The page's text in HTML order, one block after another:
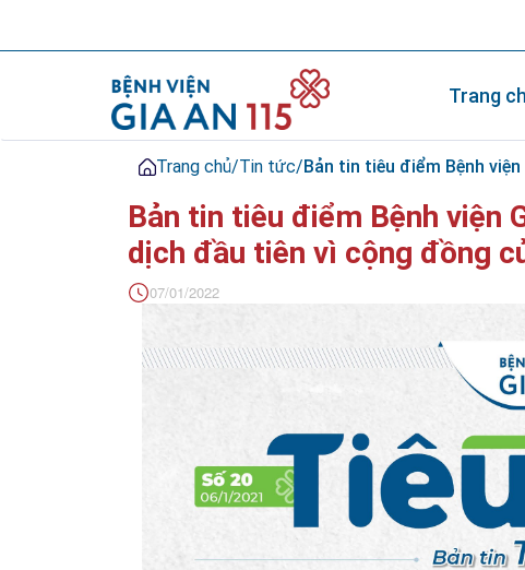
Trang
Trang chủ/Tin tức/Bản tin tiêu điểm Bệnh
Bản tin tiêu điểm Bệnh viện
dịch đầu tiên vì cộng đồng
07/01/2022